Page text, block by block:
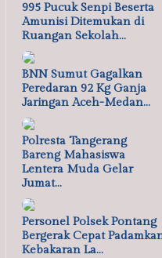
995 Pucuk Senpi Beserta
Amunisi Ditemukan di
Ruangan Sekolah…
BNN Sumut Gagalkan
Peredaran 92 Kg Ganja
Jaringan Aceh-Medan…
Polresta Tangerang
Bareng Mahasiswa
Lentera Muda Gelar
Jumat…
Personel Polsek Pontang
Bergerak Cepat
Kebakaran La…